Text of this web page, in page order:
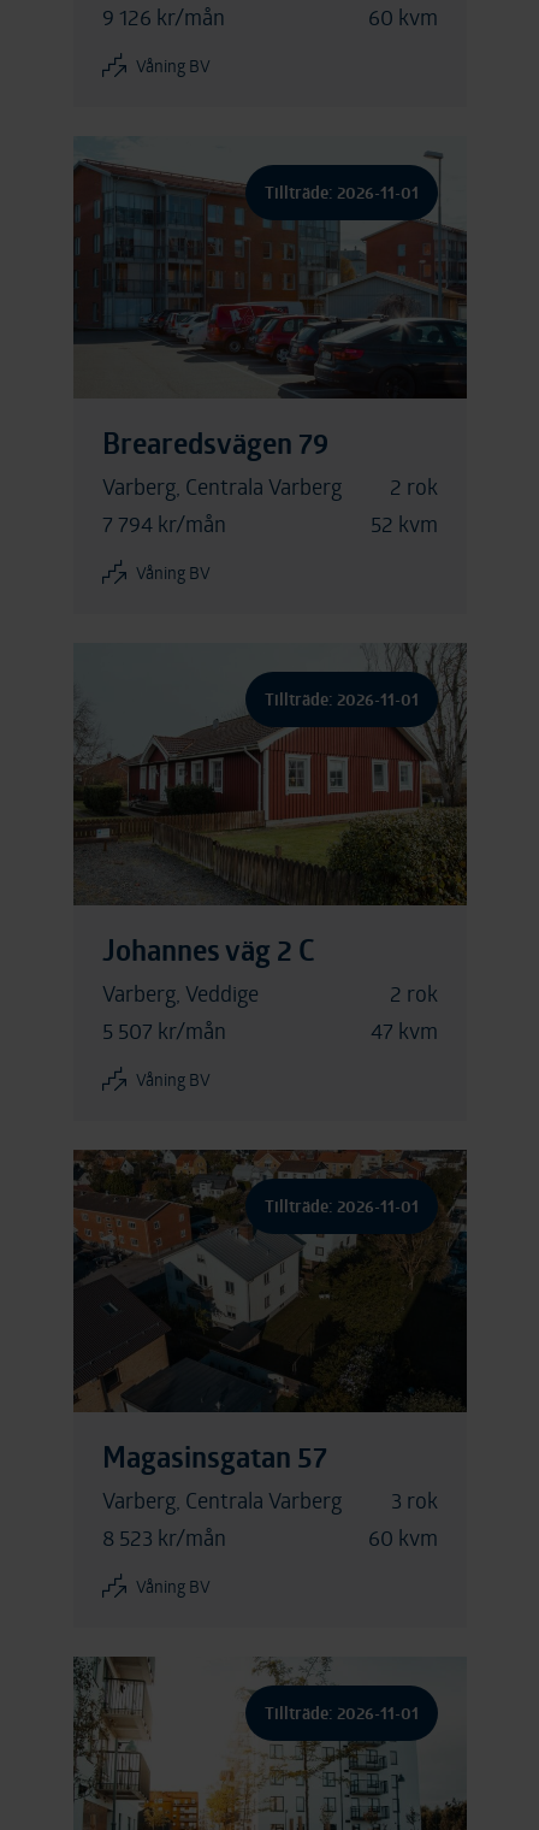
9 126 kr/mån
60 kvm
Våning BV
Brearedsvägen 79
Tillträde: 2026-11-01
Varberg, Centrala Varberg
2 rok
7 794 kr/mån
52 kvm
Våning BV
Johannes väg 2 C
Tillträde: 2026-11-01
Varberg, Veddige
2 rok
5 507 kr/mån
47 kvm
Våning BV
Magasinsgatan 57
Tillträde: 2026-11-01
Varberg, Centrala Varberg
3 rok
8 523 kr/mån
60 kvm
Våning BV
Tillträde: 2026-11-01